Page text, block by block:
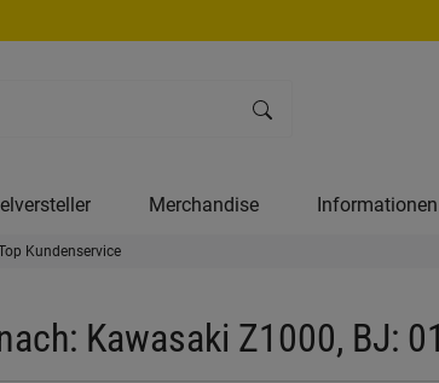
Merchandise Informationen
Kundenservice
Kawasaki Z1000, BJ: